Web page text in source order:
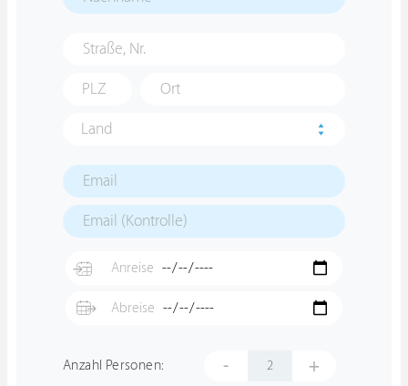
Land
Anzahl Personen: - +